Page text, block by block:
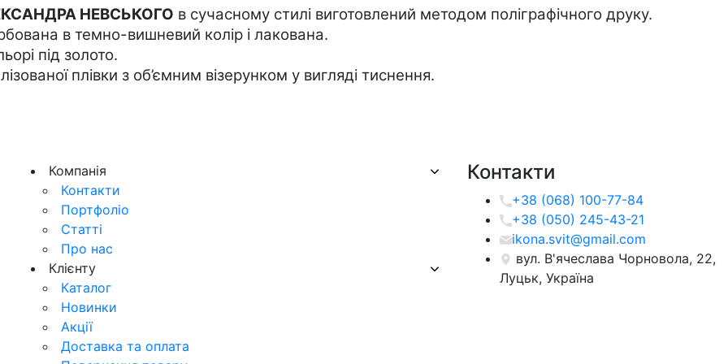
НЕВСЬКОГО в сучасному стилі виготовлений методом поліграфічного друку.
в темно-вишневий колір і лакована.
під золото.
плівки з об’ємним візерунком у вигляді тиснення.
Компанія
Контакти
Портфоліо
Статті
Про нас
Клієнту
Каталог
Новинки
Акції
Доставка та оплата
Контакти
+38 (068) 100-77-84
+38 (050) 245-43-21
ikona.svit@gmail.com
вул. В'ячеслава Чорновола, 22,
Луцьк, Україна